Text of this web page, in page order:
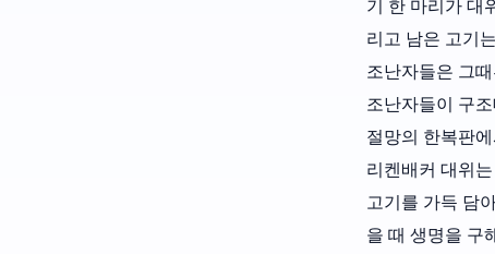
기 한 마리가 대
리고 남은 고기
조난자들은 그
조난자들이 구
절망의 한복판
리켄배커 대위
고기를 가득 담
을 때 생명을 구